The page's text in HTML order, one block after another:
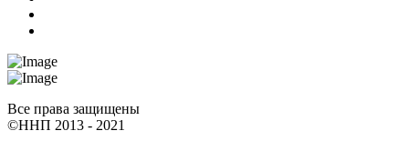
Все права защищены
©ННП 2013 - 2021